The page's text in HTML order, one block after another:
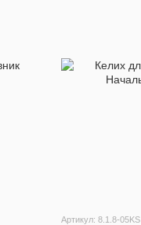
Артикул: 8.1.8-05KS